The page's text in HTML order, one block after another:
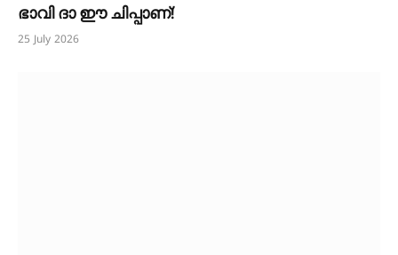
ഭാവി ദാ ഈ ചിപ്പാണ്!
25 July 2026